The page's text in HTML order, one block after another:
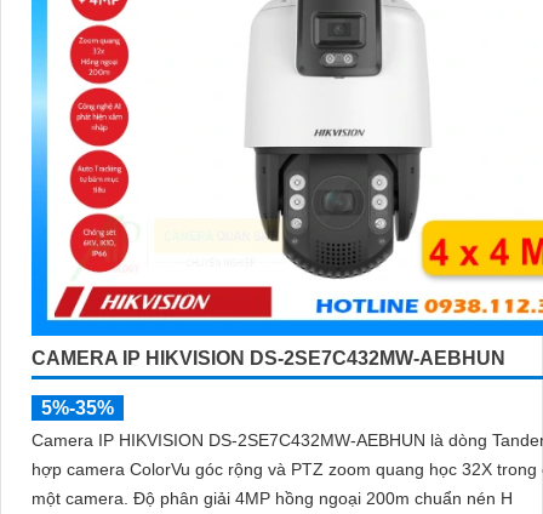
CAMERA IP HIKVISION DS-2SE7C432MW-AEBHUN
5%-35%
Camera IP HIKVISION DS-2SE7C432MW-AEBHUN là dòng
hợp camera ColorVu góc rộng và PTZ zoom quang học 32X trong
một camera. Độ phân giải 4MP hồng ngoại 200m chuẩn nén H